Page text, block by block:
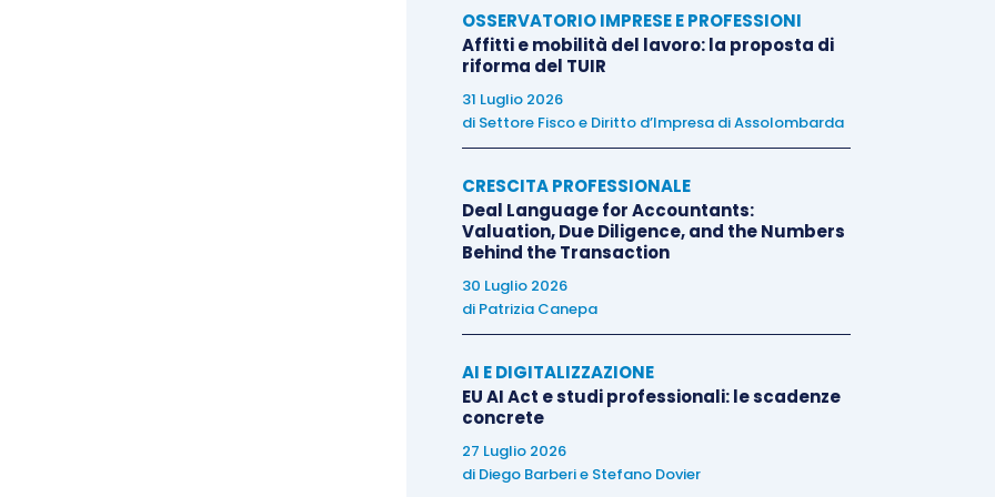
OSSERVATORIO IMPRESE E PROFESSIONI
Affitti e mobilità del lavoro: la proposta di
riforma del TUIR
31 Luglio 2026
di Settore Fisco e Diritto d’Impresa di Assolombarda
CRESCITA PROFESSIONALE
Deal Language for Accountants:
Valuation, Due Diligence, and the Numbers
Behind the Transaction
30 Luglio 2026
di Patrizia Canepa
AI E DIGITALIZZAZIONE
EU AI Act e studi professionali: le scadenze
concrete
27 Luglio 2026
di Diego Barberie Stefano Dovier